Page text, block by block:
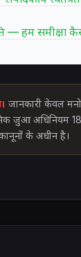
— हम समीक्षा
जानकारी केवल
जुआ अधिनियम
के अधीन है।